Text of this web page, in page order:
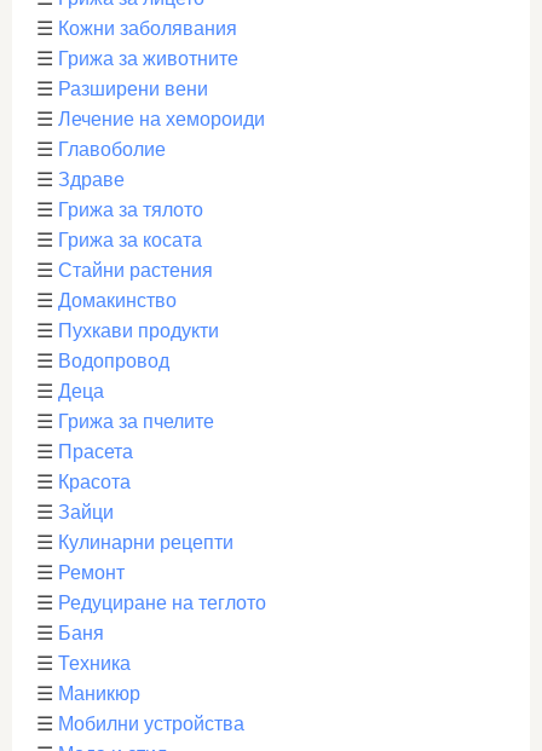
☰ Кожни заболявания
☰ Грижа за животните
☰ Разширени вени
☰ Лечение на хемороиди
☰ Главоболие
☰ Здраве
☰ Грижа за тялото
☰ Грижа за косата
☰ Стайни растения
☰ Домакинство
☰ Пухкави продукти
☰ Водопровод
☰ Деца
☰ Грижа за пчелите
☰ Прасета
☰ Красота
☰ Зайци
☰ Кулинарни рецепти
☰ Ремонт
☰ Редуциране на теглото
☰ Баня
☰ Техника
☰ Маникюр
☰ Мобилни устройства